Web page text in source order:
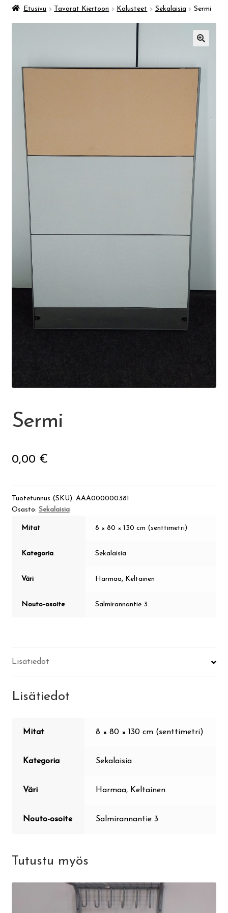
Taidemuseo & Ratamo
Skeittihalli
Varhaiskasvatus
Ateria- ja välipalamaksut
Mämminiemi
Taideapteekki
Kirjasto
Visit Jyvaskyla Region
Valon Kaupunki
Lasten Lysti & LystiKylä-festivaali
Etusivu Tavarat Kiertoon Kalusteet Sekalaisia Sermi
Sermi
0,00 €
Tuotetunnus (SKU): AAA000000381
Osasto: Sekalaisia
Mitat 8 × 80 × 130 cm (senttimetri)
Kategoria Sekalaisia
Väri Harmaa, Keltainen
Nouto-osoite Salmirannantie 3
Lisätiedot
Lisätiedot
Mitat 8 × 80 × 130 cm (senttimetri)
Kategoria Sekalaisia
Väri Harmaa, Keltainen
Nouto-osoite Salmirannantie 3
Tutustu myös